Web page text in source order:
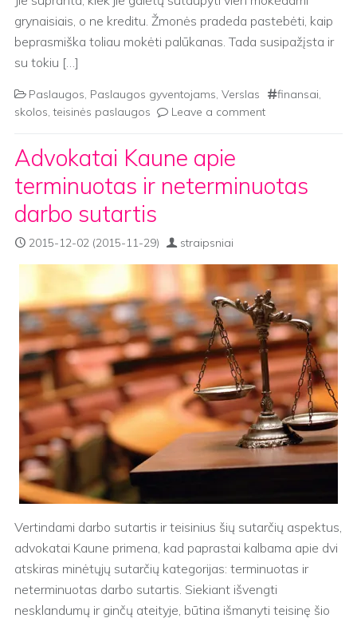
grynaisiais, o ne kreditu. Žmonės pradeda pastebėti, kaip
beprasmiška toliau mokėti palūkanas. Tada susipažįsta ir
su tokiu […]
Paslaugos, Paslaugos gyventojams, Verslas finansai,
skolos,teisinės paslaugos Leave a comment
Advokatai Kaune apie
terminuotas ir neterminuotas
darbo sutartis
2015-12-02 (2015-11-29) straipsniai
Vertindami darbo sutartis ir teisinius šių sutarčių aspektus,
advokatai Kaune primena, kad paprastai kalbama apie dvi
atskiras minėtųjų sutarčių kategorijas: terminuotas ir
neterminuotas darbo sutartis. Siekiant išvengti
nesklandumų ir ginčų ateityje, būtina išmanyti teisinę šio